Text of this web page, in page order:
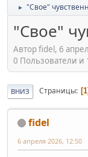
► "Свое"
"Свое"
Автор fidel, 6
0 Пользователи и
ВНИЗ Страницы 1
fidel
6 апреля 2026, 12:50